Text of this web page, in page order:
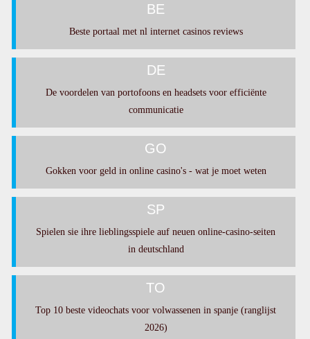
BE
Beste portaal met nl internet casinos reviews
DE
De voordelen van portofoons en headsets voor efficiënte
communicatie
GO
Gokken voor geld in online casino's - wat je moet weten
SP
Spielen sie ihre lieblingsspiele auf neuen online-casino-seiten
in deutschland
TO
Top 10 beste videochats voor volwassenen in spanje (ranglijst
2026)